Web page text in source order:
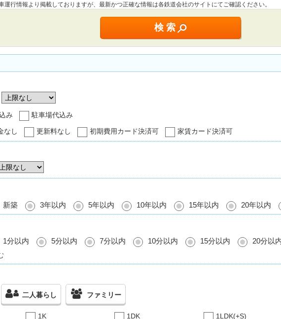
行情報より掲載しておりますが、最新かつ正確な情報は各鉄道会社のサイトにてご確認ください。
み 駐車場代込み
なし 更新料なし 初期費用カード決済可 家賃カード決済可
新築 3年以内 5年以内 10年以内 15年以内 20年以内
1分以内 5分以内 7分以内 10分以内 15分以内 20分以
二人暮らし ファミリー
1K 1DK 1LDK(+S)